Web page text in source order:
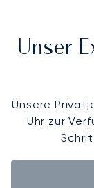
Unser
Unsere
Uhr zur